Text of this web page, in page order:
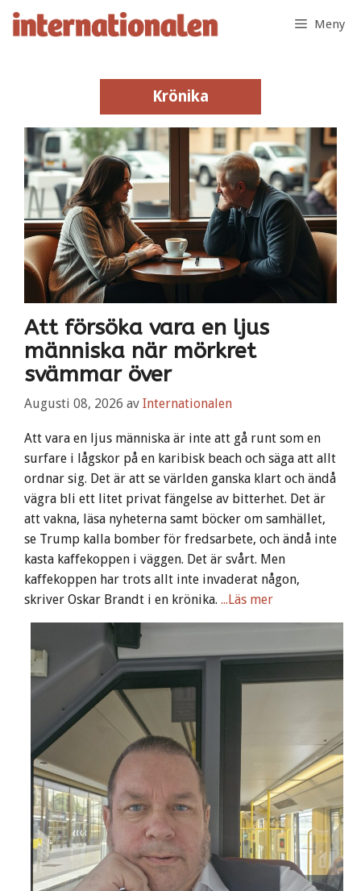
Hoppa
Meny
Krönika
Att försöka vara en ljus
människa när mörkret
svämmar över
Augusti 08, 2026 av Internationalen
Att vara en ljus människa är inte att gå runt som en
surfare i lågskor på en karibisk beach och säga att allt
ordnar sig. Det är att se världen ganska klart och ändå
vägra bli ett litet privat fängelse av bitterhet. Det är
att vakna, läsa nyheterna samt böcker om samhället,
se Trump kalla bomber för fredsarbete, och ändå inte
kasta kaffekoppen i väggen. Det är svårt. Men
kaffekoppen har trots allt inte invaderat någon,
skriver Oskar Brandt i en krönika. ...Läs mer